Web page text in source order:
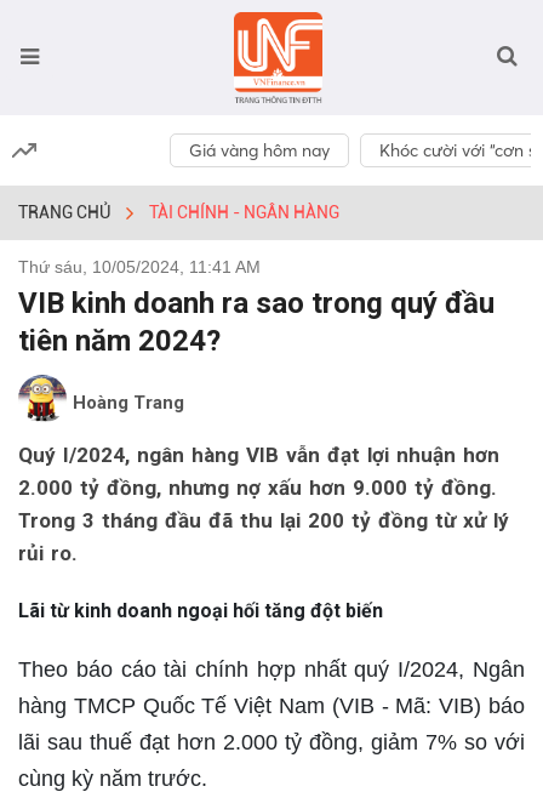
Giá vàng hôm nay Khóc cười với “cơn
TRANG CHỦ TÀI CHÍNH - NGÂN HÀNG
Thứ sáu, 10/05/2024, 11:41 AM
VIB kinh doanh ra sao trong quý đầu
tiên năm 2024?
Hoàng Trang
Quý I/2024, ngân hàng VIB vẫn đạt lợi nhuận hơn
2.000 tỷ đồng, nhưng nợ xấu hơn 9.000 tỷ đồng.
Trong 3 tháng đầu đã thu lại 200 tỷ đồng từ xử lý
rủi ro.
Lãi từ kinh doanh ngoại hối tăng đột biến
Theo báo cáo tài chính hợp nhất quý I/2024, Ngân
hàng TMCP Quốc Tế Việt Nam (VIB - Mã: VIB) báo
lãi sau thuế đạt hơn 2.000 tỷ đồng, giảm 7% so với
cùng kỳ năm trước.